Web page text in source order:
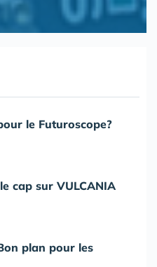
le Futuroscope?
cap sur VULCANIA
plan pour les